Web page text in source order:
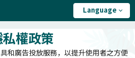
Language
私權政策
和廣告投放服務，以提升使用者之方便